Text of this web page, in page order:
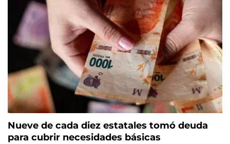
Nueve de cada diez estatales tomó deuda
para cubrir necesidades básicas